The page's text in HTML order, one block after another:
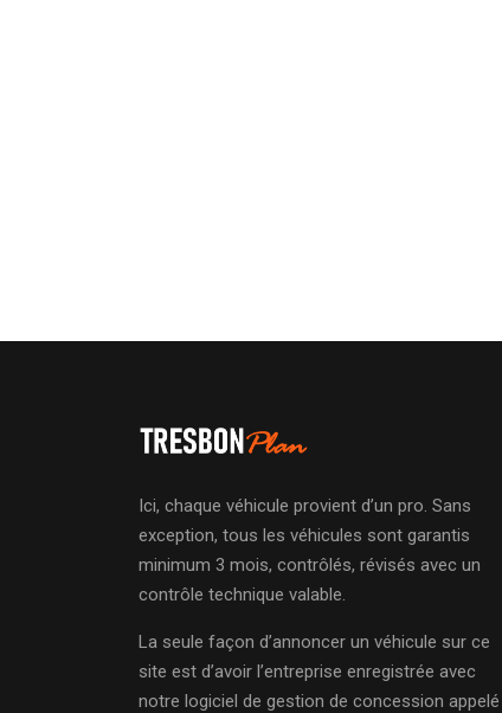
Ici, chaque véhicule provient d’un pro. Sans
exception, tous les véhicules sont garantis
minimum 3 mois, contrôlés, révisés avec un
contrôle technique valable.
La seule façon d’annoncer un véhicule sur ce
site est d’avoir l’entreprise enregistrée avec
notre logiciel de gestion de concession appelé